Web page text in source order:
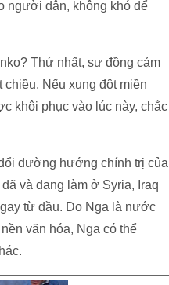
người dân, không khó để
Thứ nhất, sự đồng cảm
Nếu xung đột miền
khôi phục vào lúc này, chắc
đường hướng chính trị của
và đang làm ở Syria, Iraq
từ đầu. Do Nga là nước
văn hóa, Nga có thể